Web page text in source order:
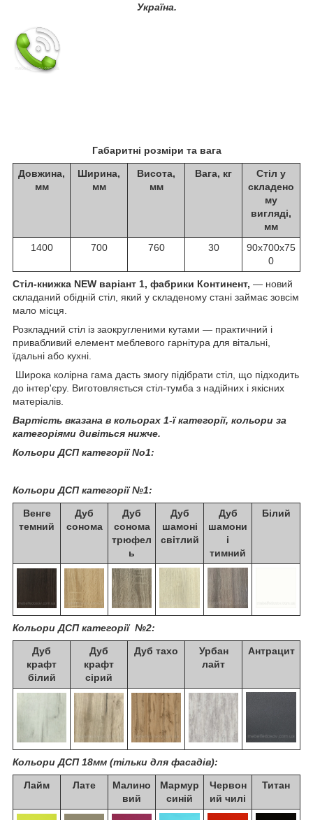
Україна.
Габаритні розміри та вага
Довжина,
мм
Ширина,
мм
Висота,
мм
Вага, кг
Стіл у
складено
му
вигляді,
мм
1400
700 760 30
90х700х75
0
Стіл-книжка NEW варіант 1, фабрики Континент, — новий
складаний обідній стіл, який у складеному стані займає зовсім
мало місця.
Розкладний стіл із заокругленими кутами — практичний і
привабливий елемент меблевого гарнітура для вітальні,
їдальні або кухні.
Широка колірна гама дасть змогу підібрати стіл, що підходить
до інтер'єру. Виготовляється стіл-тумба з надійних і якісних
матеріалів.
Вартість вказана в кольорах 1-ї категорії, кольори за
категоріями дивіться нижче.
Кольори ДСП категорії No1:
Кольори ДСП категорії №1:
Венге
темний
Дуб
сонома
Дуб
сонома
трюфел
ь
Дуб
шамоні
світлий
Дуб
шамони
і
тимний
Білий
Кольори ДСП категорії №2:
Дуб
крафт
білий
Дуб
крафт
сірий
Дуб тахо
Урбан
лайт
Антрацит
Кольори ДСП 18мм (тільки для фасадів):
Лайм Лате
Малино
вий
Мармур
синій
Червон
ий чилі
Титан